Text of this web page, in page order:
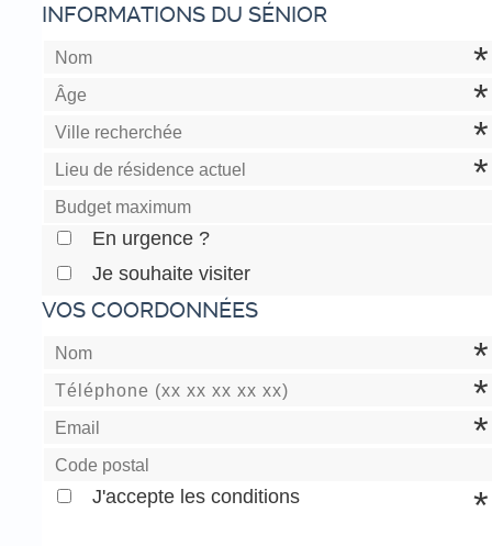
INFORMATIONS DU SÉNIOR
En urgence ?
Je souhaite visiter
VOS COORDONNÉES
J'accepte les conditions